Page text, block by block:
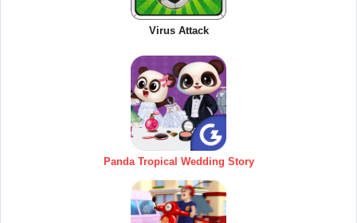
Virus Attack
Panda Tropical Wedding Story